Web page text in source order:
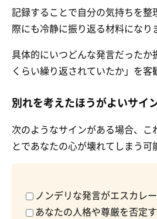
記録することで自分の気持ちを整
際にも冷静に振り返る材料になり
具体的にいつどんな発言だった
くらい繰り返されていたか」を客
別れを考えたほうがよいサイ
次のようなサインがある場合、こ
とであなたの心が壊れてしまう可
ノンデリな発言がエスカレ
あなたの人格や尊厳を否定